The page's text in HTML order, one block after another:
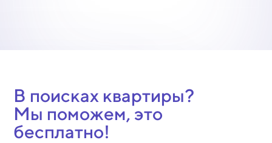
В поисках квартиры?
Мы поможем, это
бесплатно!